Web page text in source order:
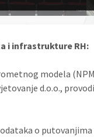
i infrastrukture RH:
modela
d.o.o.,
o